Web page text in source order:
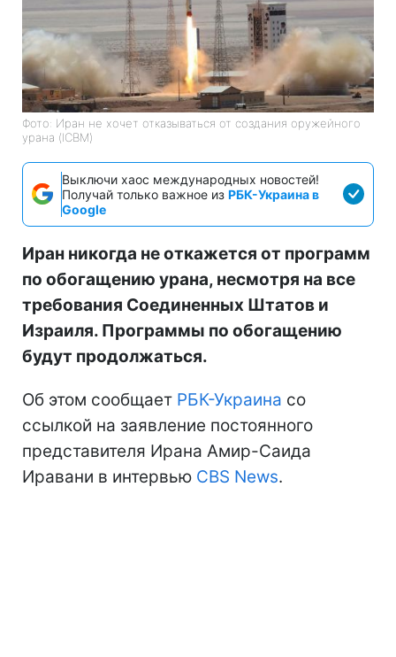
Фото: Иран не хочет отказываться от создания оружейного
урана (ICBM)
Выключи хаос международных новостей!
Получай только важное из РБК-Украина в
Google
Иран никогда не откажется от программ
по обогащению урана, несмотря на все
требования Соединенных Штатов и
Израиля. Программы по обогащению
будут продолжаться.
Об этом сообщает РБК-Украина со
ссылкой на заявление постоянного
представителя Ирана Амир-Саида
Иравани в интервью CBS News.